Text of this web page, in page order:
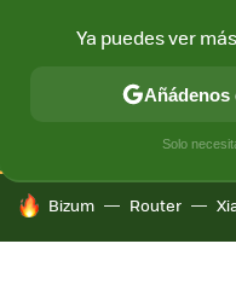
CONECTIVIDAD MÓVIL
HOY SE HABLA DE
Bizum Router
Ya puedes ver
Añádenos
Solo